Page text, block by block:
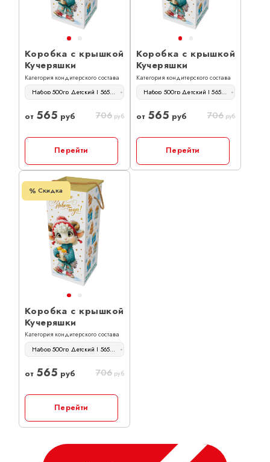
Коробка с крышкой
Кучеряшки
Категория кондитерского состава
Набор 500гр Детский | 565 руб
от 565 руб 706 руб
Перейти
Коробка с крышкой
Кучеряшки
Категория кондитерского состава
Набор 500гр Детский | 565 руб
от 565 руб 706 руб
Перейти
Скидка
Коробка с крышкой
Кучеряшки
Категория кондитерского состава
Набор 500гр Детский | 565 руб
от 565 руб 706 руб
Перейти